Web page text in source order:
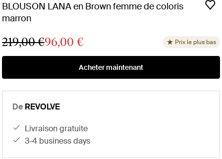
BLOUSON LANA en Brown femme de coloris
marron
219,00 €96,00 € Prix le plus bas
Acheter maintenant
De REVOLVE
livraison gratuite
3-4 business days